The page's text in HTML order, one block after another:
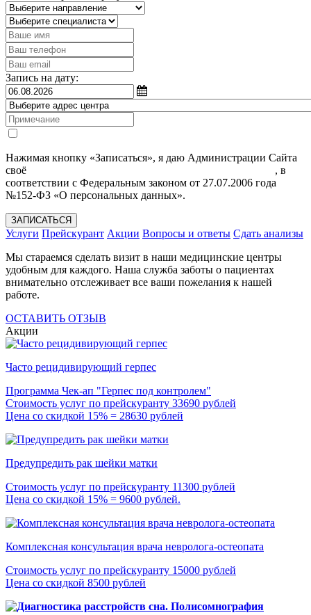
Запись на дату:
Нажимая кнопку «Записаться», я даю Администрации Сайта
своё
, в
соответствии с Федеральным законом от 27.07.2006 года
№152-ФЗ «О персональных данных».
ЗАПИСАТЬСЯ
Услуги Прейскурант Акции Вопросы и ответы Сдать анализы
Мы стараемся сделать визит в наши медицинские центры
удобным для каждого. Наша служба заботы о пациентах
внимательно отслеживает все ваши пожелания к нашей
работе.
ОСТАВИТЬ ОТЗЫВ
Акции
Часто рецидивирующий герпес
Программа Чек-ап "Герпес под контролем"
Стоимость услуг по прейскуранту 33690 рублей
Цена со скидкой 15% = 28630 рублей
Предупредить рак шейки матки
Стоимость услуг по прейскуранту 11300 рублей
Цена со скидкой 15% = 9600 рублей.
Комплексная консультация врача невролога-остеопата
Стоимость услуг по прейскуранту 15000 рублей
Цена со скидкой 8500 рублей